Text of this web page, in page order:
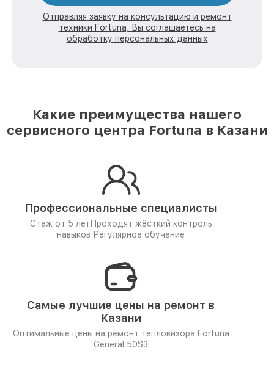
Отправляя заявку на консультацию и ремонт
техники Fortuna, Вы соглашаетесь на
обработку персональных данных
Какие преимущества нашего
сервисного центра Fortuna в Казани
Профессиональные специалисты
Стаж от 5 лет Проходят жёсткий контроль
навыков Регулярное обучение
Самые лучшие цены на ремонт в
Казани
Оптимальные цены на ремонт тепловизора Fortuna
General 50S3